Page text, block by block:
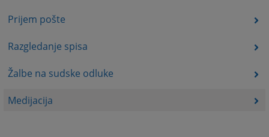
Prijem pošte
Razgledanje spisa
Žalbe na sudske odluke
Medijacija